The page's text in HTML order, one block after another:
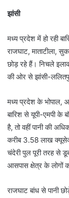
झांसी
मध्य प्रदेश में हो रही
राजघाट, माताटीला,
छोड़ रहे हैं। निचले
की ओर से झांसी-
मध्य प्रदेश के भोपाल,
बारिश से यूपी-एमपी के
है, तो वहीं पानी की
करीब 3.58 लाख क्यूसेक
चंदेरी पुल पूरी तरह से
आसपास क्षेत्र के लोगों
राजघाट बांध से पानी